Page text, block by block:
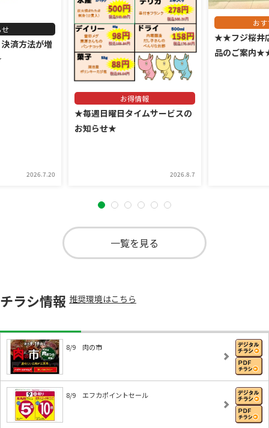
せ
済方法が増
2026.7.20
お得情報
★毎週日曜日タイムサービスの
お知らせ★
2026.8.7
お
★★フジ桜井
品のご案内
一覧を見る
チラシ情報 推奨環境はこちら
8/9 肉の市
8/9 エフカポイントセール